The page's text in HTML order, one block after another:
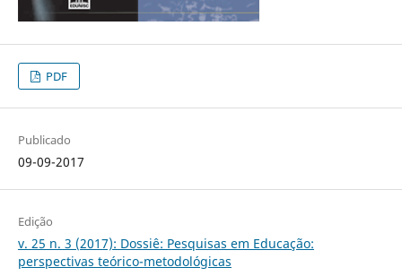
PDF
Publicado
09-09-2017
Edição
v. 25 n. 3 (2017): Dossiê: Pesquisas em Educação:
perspectivas teórico-metodológicas